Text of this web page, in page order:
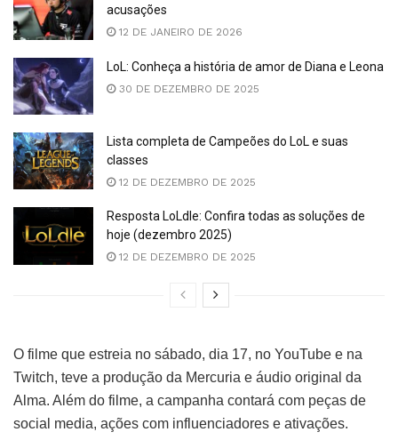
acusações
12 DE JANEIRO DE 2026
LoL: Conheça a história de amor de Diana e Leona
30 DE DEZEMBRO DE 2025
Lista completa de Campeões do LoL e suas
classes
12 DE DEZEMBRO DE 2025
Resposta LoLdle: Confira todas as soluções de
hoje (dezembro 2025)
12 DE DEZEMBRO DE 2025
O filme que estreia no sábado, dia 17, no YouTube e na
Twitch, teve a produção da Mercuria e áudio original da
Alma. Além do filme, a campanha contará com peças de
social media, ações com influenciadores e ativações.